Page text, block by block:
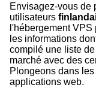
Envisagez-vous de
utilisateurs
l'hébergement
les informations
compilé une liste
marché avec des
Plongeons dans
applications web.